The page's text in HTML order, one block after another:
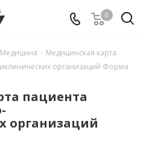
0
Медицина - Медицинская карта
организаций Форма
пациента
организаций